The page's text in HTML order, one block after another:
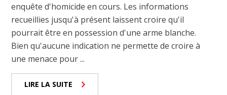
enquête d'homicide en cours. Les informations
recueillies jusqu'à présent laissent croire qu'il
pourrait être en possession d'une arme blanche.
Bien qu'aucune indication ne permette de croire à
une menace pour ...
LIRE LA SUITE